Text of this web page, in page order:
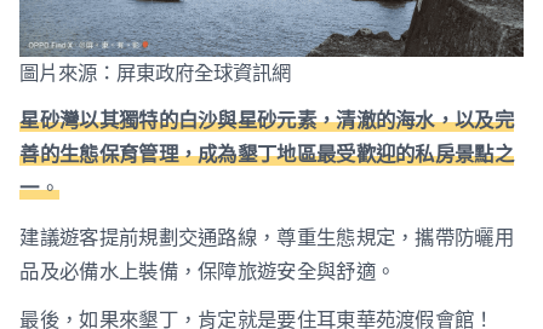
圖片來源：屏東政府全球資訊網
星砂灣以其獨特的白沙與星砂元素，清澈的海水，以及完
善的生態保育管理，成為墾丁地區最受歡迎的私房景點之
一。
建議遊客提前規劃交通路線，尊重生態規定，攜帶防曬用
品及必備水上裝備，保障旅遊安全與舒適。
最後，如果來墾丁，肯定就是要住耳東華苑渡假會館！